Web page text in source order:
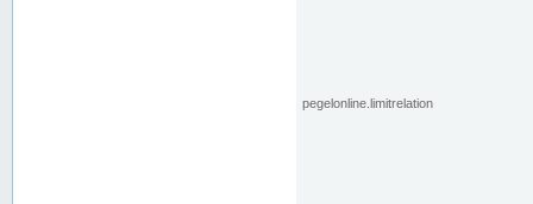
pegelonline.limitrelation